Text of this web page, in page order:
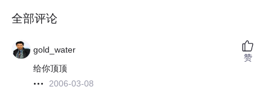
全部评论
gold_water
给你顶顶
2006-03-08
赞